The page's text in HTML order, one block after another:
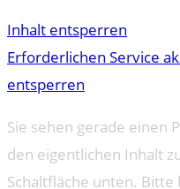
Inhalt entsperren
Erforderlichen Service
entsperren
Sie sehen gerade einen
den eigentlichen Inhalt
Schaltfläche unten. Bitte